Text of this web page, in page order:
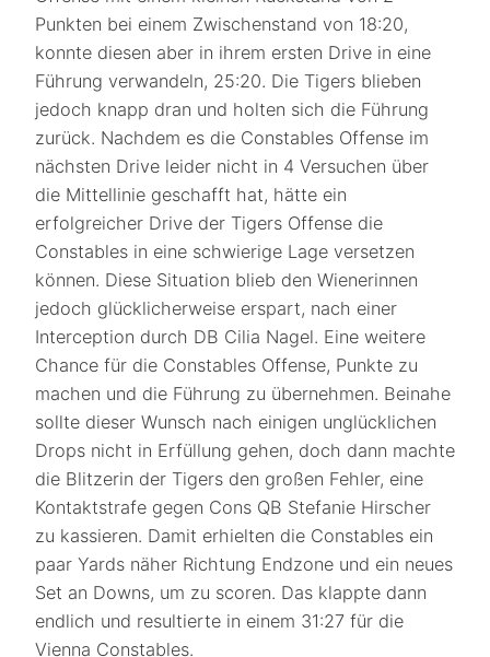
Punkten bei einem Zwischenstand von 18:20,
konnte diesen aber in ihrem ersten Drive in eine
Führung verwandeln, 25:20. Die Tigers blieben
jedoch knapp dran und holten sich die Führung
zurück. Nachdem es die Constables Offense im
nächsten Drive leider nicht in 4 Versuchen über
die Mittellinie geschafft hat, hätte ein
erfolgreicher Drive der Tigers Offense die
Constables in eine schwierige Lage versetzen
können. Diese Situation blieb den Wienerinnen
jedoch glücklicherweise erspart, nach einer
Interception durch DB Cilia Nagel. Eine weitere
Chance für die Constables Offense, Punkte zu
machen und die Führung zu übernehmen. Beinahe
sollte dieser Wunsch nach einigen unglücklichen
Drops nicht in Erfüllung gehen, doch dann machte
die Blitzerin der Tigers den großen Fehler, eine
Kontaktstrafe gegen Cons QB Stefanie Hirscher
zu kassieren. Damit erhielten die Constables ein
paar Yards näher Richtung Endzone und ein neues
Set an Downs, um zu scoren. Das klappte dann
endlich und resultierte in einem 31:27 für die
Vienna Constables.